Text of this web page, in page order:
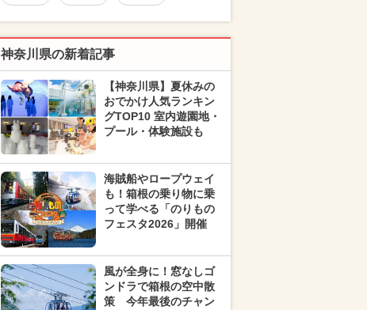
神奈川県の新着記事
【神奈川県】夏休みの
おでかけ人気ランキン
グTOP10 室内遊園地・
プール・体験施設も
海賊船やロープウェイ
も！箱根の乗り物に乗
って学べる「のりもの
フェスタ2026」開催
風が全身に！窓なしゴ
ンドラで箱根の空中散
策 今年最後のチャン